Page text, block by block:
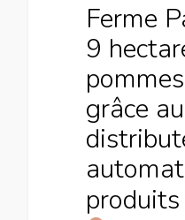
Ferme
9
grâce au